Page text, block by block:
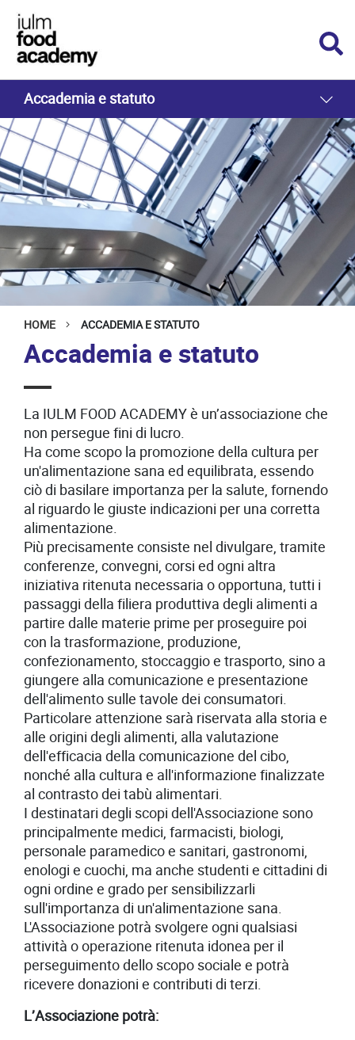
Accademia e statuto
HOME ACCADEMIA E STATUTO
Accademia e statuto
La IULM FOOD ACADEMY è un’associazione che
non persegue fini di lucro.
Ha come scopo la promozione della cultura per
un'alimentazione sana ed equilibrata, essendo
ciò di basilare importanza per la salute, fornendo
al riguardo le giuste indicazioni per una corretta
alimentazione.
Più precisamente consiste nel divulgare, tramite
conferenze, convegni, corsi ed ogni altra
iniziativa ritenuta necessaria o opportuna, tutti i
passaggi della filiera produttiva degli alimenti a
partire dalle materie prime per proseguire poi
con la trasformazione, produzione,
confezionamento, stoccaggio e trasporto, sino a
giungere alla comunicazione e presentazione
dell'alimento sulle tavole dei consumatori.
Particolare attenzione sarà riservata alla storia e
alle origini degli alimenti, alla valutazione
dell'efficacia della comunicazione del cibo,
nonché alla cultura e all'informazione finalizzate
al contrasto dei tabù alimentari.
I destinatari degli scopi dell'Associazione sono
principalmente medici, farmacisti, biologi,
personale paramedico e sanitari, gastronomi,
enologi e cuochi, ma anche studenti e cittadini di
ogni ordine e grado per sensibilizzarli
sull'importanza di un'alimentazione sana.
L'Associazione potrà svolgere ogni qualsiasi
attività o operazione ritenuta idonea per il
perseguimento dello scopo sociale e potrà
ricevere donazioni e contributi di terzi.
L’Associazione potrà: